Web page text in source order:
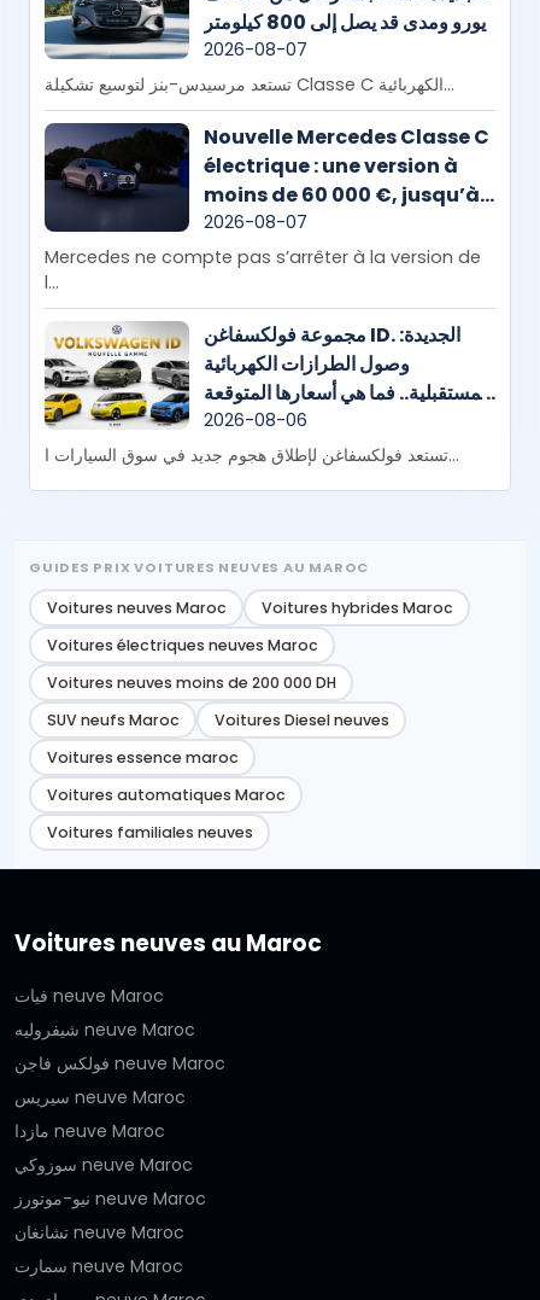
يورو ومدى قد يصل إلى 800 كيلومتر
2026-08-07
تستعد مرسيدس-بنز لتوسيع تشكيلة Classe C الكهربائية...
Nouvelle Mercedes Classe C
électrique : une version à
moins de 60 000 €, jusqu’à
800 km d’autonomie et
plusieurs nouveautés à
2026-08-07
Mercedes ne compte pas s’arrêter à la version de
l...
مجموعة فولكسفاغن ID. الجديدة:
وصول الطرازات الكهربائية
المستقبلية.. فما هي أسعارها المتوقعة
في المغرب؟
2026-08-06
تستعد فولكسفاغن لإطلاق هجوم جديد في سوق السيارات ا...
GUIDES PRIX VOITURES NEUVES AU MAROC
Voitures neuves Maroc
Voitures hybrides Maroc
Voitures électriques neuves Maroc
Voitures neuves moins de 200 000 DH
SUV neufs Maroc
Voitures Diesel neuves
Voitures essence maroc
Voitures automatiques Maroc
Voitures familiales neuves
Voitures neuves au Maroc
فيات neuve Maroc
شيفروليه neuve Maroc
فولكس فاجن neuve Maroc
سيريس neuve Maroc
مازدا neuve Maroc
سوزوكي neuve Maroc
نيو-موتورز neuve Maroc
تشانغان neuve Maroc
سمارت neuve Maroc